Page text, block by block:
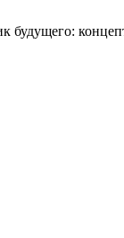
будущего: